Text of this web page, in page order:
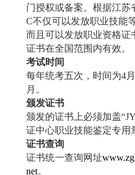
门授权或备案。根据江苏
C不仅可以发放职业技能
而且可以发放职业资格证
证书在全国范围内有效。
考试时间
每年统考五次，时间为4
月。
颁发证书
颁发的证书上必须加盖“
证中心职业技能鉴定专用
证书查询
证书统一查询网址
net。